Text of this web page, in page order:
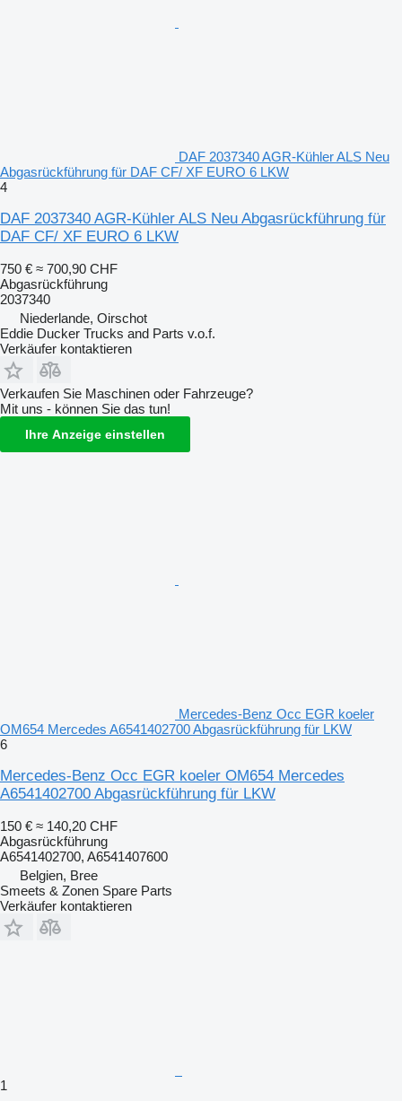
DAF 2037340 AGR-Kühler ALS Neu
Abgasrückführung für DAF CF/ XF EURO 6 LKW
4
DAF 2037340 AGR-Kühler ALS Neu Abgasrückführung für
DAF CF/ XF EURO 6 LKW
750 € ≈ 700,90 CHF
Abgasrückführung
2037340
Niederlande, Oirschot
Eddie Ducker Trucks and Parts v.o.f.
Verkäufer kontaktieren
Verkaufen Sie Maschinen oder Fahrzeuge?
Mit uns - können Sie das tun!
Ihre Anzeige einstellen
Mercedes-Benz Occ EGR koeler
OM654 Mercedes A6541402700 Abgasrückführung für LKW
6
Mercedes-Benz Occ EGR koeler OM654 Mercedes
A6541402700 Abgasrückführung für LKW
150 € ≈ 140,20 CHF
Abgasrückführung
A6541402700, A6541407600
Belgien, Bree
Smeets & Zonen Spare Parts
Verkäufer kontaktieren
1